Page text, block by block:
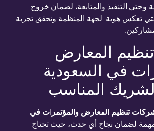
وحتى التنفيذ والمتابعة، لضمان خروج
تعكس هوية الجهة المنظمة وتحقق تجربة
المعارض
في السعودية
المناسب
تنظيم المعارض والمؤتمرات في
لضمان نجاح أي حدث، حيث تحتاج